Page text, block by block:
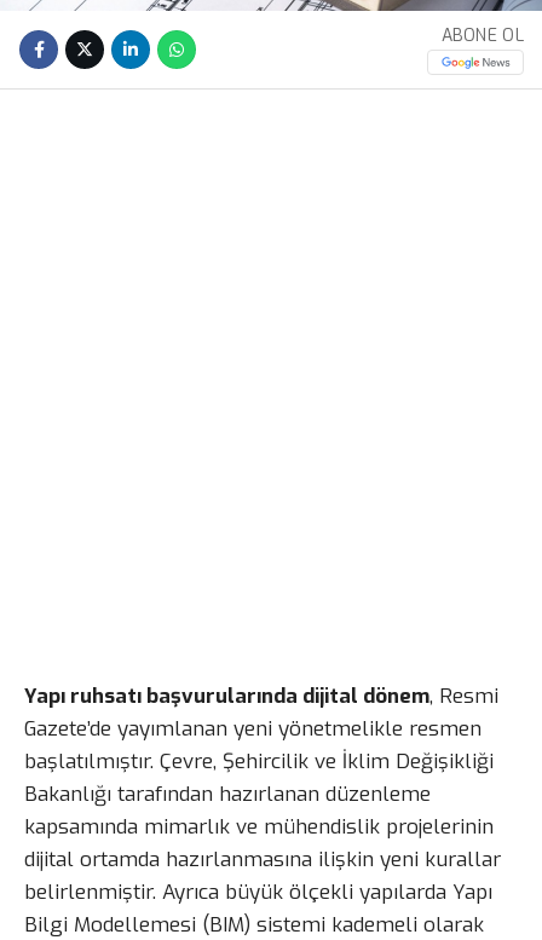
ABONE OL
Yapı ruhsatı başvurularında dijital dönem, Resmi
Gazete’de yayımlanan yeni yönetmelikle resmen
başlatılmıştır. Çevre, Şehircilik ve İklim Değişikliği
Bakanlığı tarafından hazırlanan düzenleme
kapsamında mimarlık ve mühendislik projelerinin
dijital ortamda hazırlanmasına ilişkin yeni kurallar
belirlenmiştir. Ayrıca büyük ölçekli yapılarda Yapı
Bilgi Modellemesi (BIM) sistemi kademeli olarak